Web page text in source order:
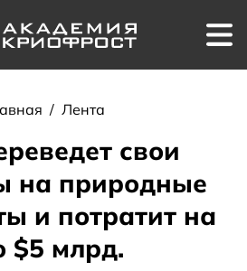
/ Лента
свои
на природные
и потратит на
$5 млрд.